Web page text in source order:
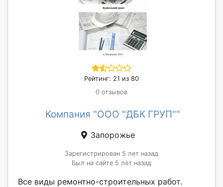
Рейтинг: 21 из 80
0 отзывов
Компания "ООО "ДБК ГРУП""
Запорожье
Зарегистрирован 5 лет назад
Был на сайте 5 лет назад
Все виды ремонтно-строительных работ.